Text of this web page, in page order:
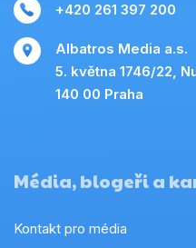
+420 261 397 200
Albatros Media a.s.
5. května 1746/22,
140 00 Praha
Média, blogeři a
Kontakt pro média